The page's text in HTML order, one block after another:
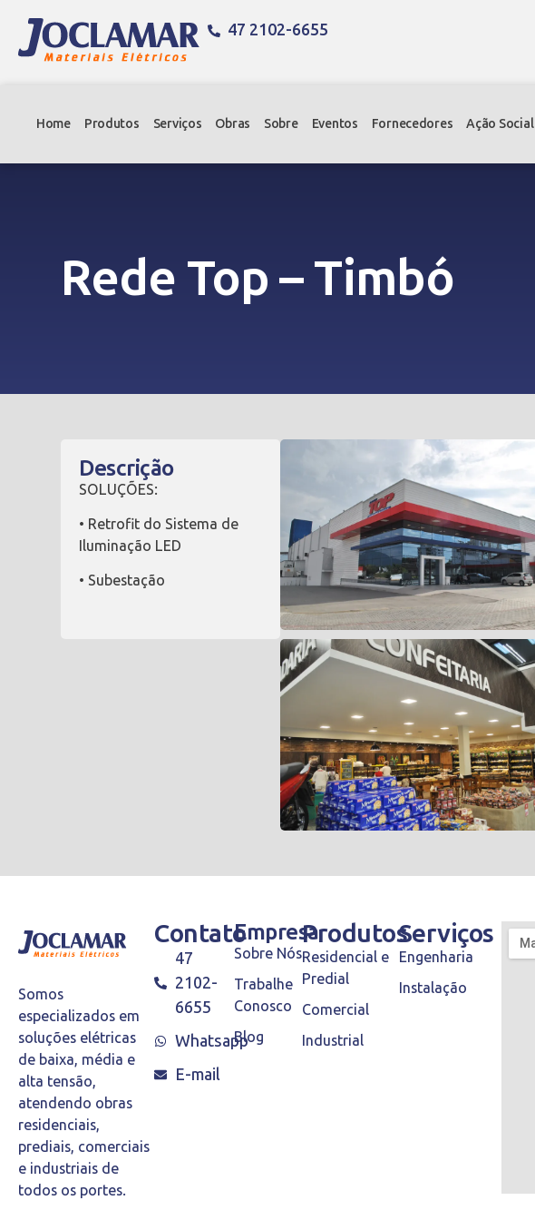
47 2102-6655
Home Produtos Serviços Obras Sobre Eventos Fornecedores Ação Social
Rede Top – Timbó
Descrição
SOLUÇÕES:
• Retrofit do Sistema de
Iluminação LED
• Subestação
Somos
especializados em
soluções elétricas
de baixa, média e
alta tensão,
atendendo obras
residenciais,
prediais, comerciais
e industriais de
todos os portes.
Contato
47
2102-
6655
Whatsapp
E-mail
Empresa
Sobre Nós
Trabalhe
Conosco
Blog
Produtos
Residencial e
Predial
Comercial
Industrial
Serviços
Engenharia
Instalação